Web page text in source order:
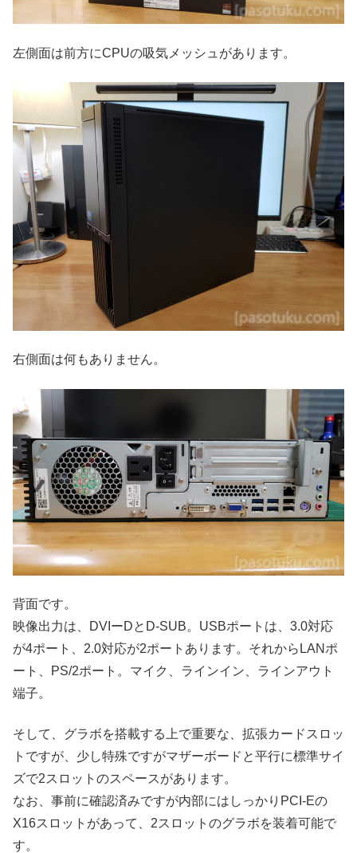
左側面は前方にCPUの吸気メッシュがあります。
右側面は何もありません。
背面です。
映像出力は、DVIーDとD-SUB。USBポートは、3.0対応
が4ポート、2.0対応が2ポートあります。それからLANポ
ート、PS/2ポート。マイク、ラインイン、ラインアウト
端子。
そして、グラボを搭載する上で重要な、拡張カードスロッ
トですが、少し特殊ですがマザーボードと平行に標準サイ
ズで2スロットのスペースがあります。
なお、事前に確認済みですが内部にはしっかりPCI-Eの
X16スロットがあって、2スロットのグラボを装着可能で
す。